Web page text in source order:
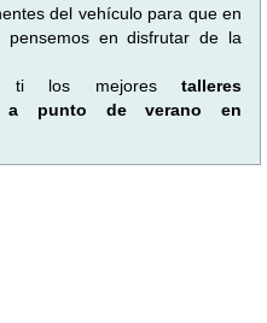
del vehículo para que en
pensemos en disfrutar de la
ti los mejores talleres
a punto de verano en